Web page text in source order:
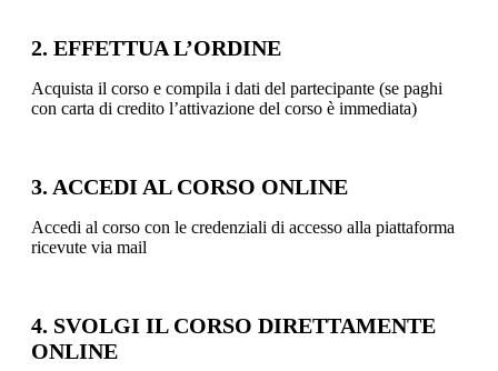
2. EFFETTUA L’ORDINE
Acquista il corso e compila i dati del partecipante (se paghi
con carta di credito l’attivazione del corso è immediata)
3. ACCEDI AL CORSO ONLINE
Accedi al corso con le credenziali di accesso alla piattaforma
ricevute via mail
4. SVOLGI IL CORSO DIRETTAMENTE
ONLINE